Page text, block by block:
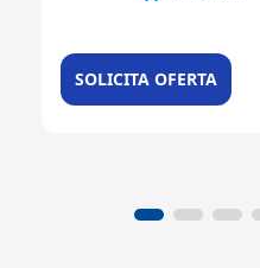
SOLICITA OFERTA